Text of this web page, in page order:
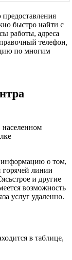
быстро найти с
работы, адреса
телефон,
по многим
о том,
линии
и другие
возможность
услуг удаленно.
в таблице,